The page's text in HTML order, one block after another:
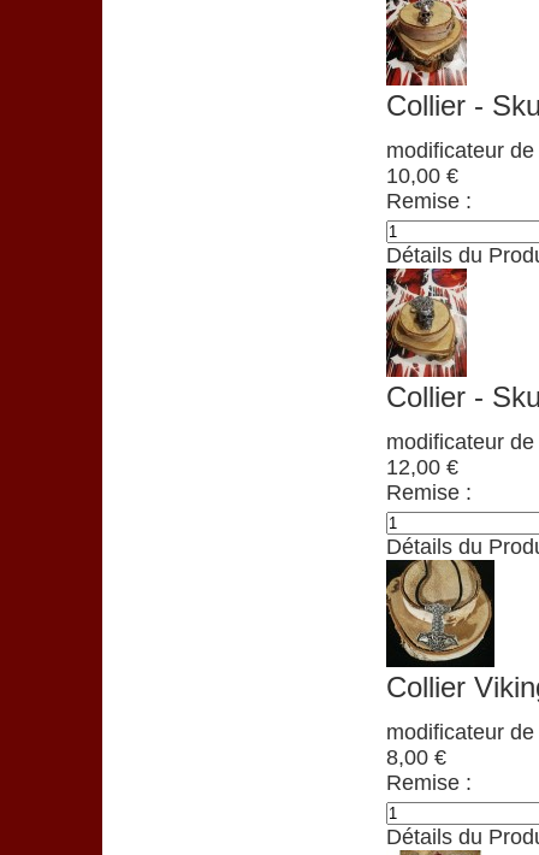
Collier -
modificateur
10,00 €
Remise :
Détails du
Collier -
modificateur
12,00 €
Remise :
Détails du
Collier
modificateur
8,00 €
Remise :
Détails du